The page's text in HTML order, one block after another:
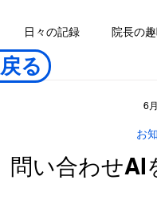
日々の記録 院長の
問い合わせAI
お
6
る